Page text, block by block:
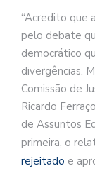
“Acredito que
pelo debate
democrático
divergências.
Comissão de
Ricardo
de Assuntos
primeira, o
rejeitado e